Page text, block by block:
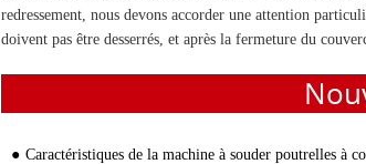
redressement, nous devons accorder une attention
doivent pas être desserrés, et après la fermeture du
Caractéristiques de la machine à souder poutrelles à commande